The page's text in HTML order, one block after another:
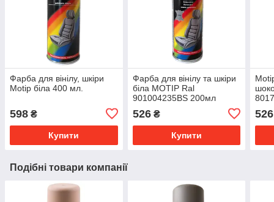
Фарба для вінілу, шкіри
Motip біла 400 мл.
598 ₴
Купити
Фарба для вінілу та шкіри
біла MOTIP Ral
901004235BS 200мл
526₴
Купити
526
Подібні товари компанії